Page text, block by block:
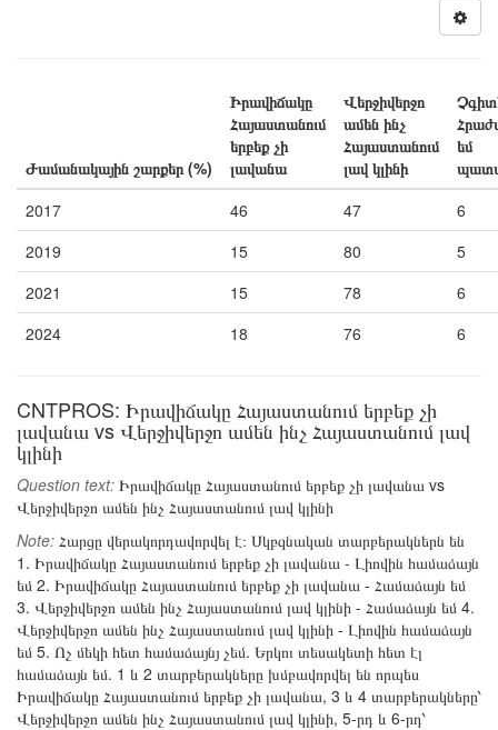
Ժամանակային շարքեր (%)
Իրավիճակը
Հայաստանում
երբեք չի
լավանա
Վերջիվերջո
ամեն ինչ
Հայաստանում
լավ կլինի
եմ
2017
46 47
6
2019
15 80
5
2021
15 78
6
2024
18 76 6
CNTPROS: Իրավիճակը Հայաստանում երբեք չի
լավանա vs Վերջիվերջո ամեն ինչ Հայաստանում լավ
կլինի
Question text: Իրավիճակը Հայաստանում երբեք չի լավանա vs
Վերջիվերջո ամեն ինչ Հայաստանում լավ կլինի
Note: Հարցը վերակորդավորվել է։ Սկբզնական տարբերակներն են
1. Իրավիճակը Հայաստանում երբեք չի լավանա - Լիովին համաձայն
եմ 2. Իրավիճակը Հայաստանում երբեք չի լավանա - Համաձայն եմ
3. Վերջիվերջո ամեն ինչ Հայաստանում լավ կլինի - Համաձայն եմ 4.
Վերջիվերջո ամեն ինչ Հայաստանում լավ կլինի - Լիովին համաձայն
եմ 5. Ոչ մեկի հետ համաձայնյ չեմ. Երկու տեսակետի հետ էլ
համաձայն եմ. 1 և 2 տարբերակները խմբավորվել են որպես
Իրավիճակը Հայաստանում երբեք չի լավանա, 3 և 4 տարբերակները՝
Վերջիվերջո ամեն ինչ Հայաստանում լավ կլինի, 5-րդ և 6-րդ՝